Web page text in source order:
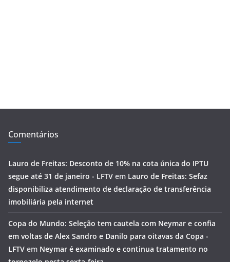
Comentários
Lauro de Freitas: Desconto de 10% na cota única do IPTU
segue até 31 de janeiro - LFTV em Lauro de Freitas: Sefaz
disponibiliza atendimento de declaração de transferência
imobiliária pela internet
Copa do Mundo: Seleção tem cautela com Neymar e confia
em voltas de Alex Sandro e Danilo para oitavas da Copa -
LFTV em Neymar é examinado e continua tratamento no